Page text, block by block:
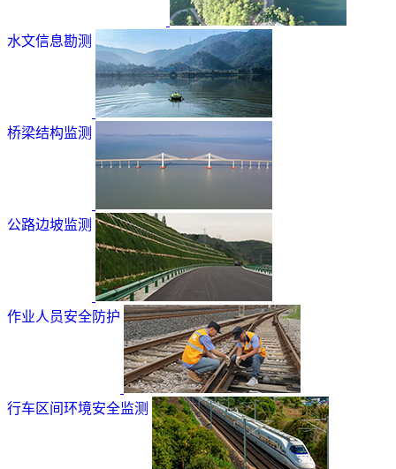
水文信息勘测
桥梁结构监测
公路边坡监测
作业人员安全防护
行车区间环境安全监测